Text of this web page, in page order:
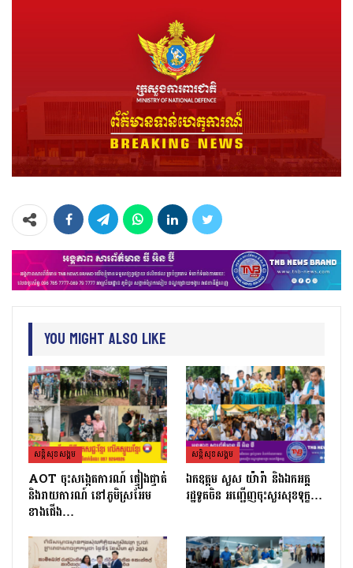
You Might Also Like
សន្តិសុខសង្គម
AOT ចុះសង្កេតការណ៍ ផ្ទៀងផ្ទាត់
និងរាយការណ៍ នៅភូមិស្រអែម
ខាងជើង…
សន្តិសុខសង្គម
ឯកឧត្តម សួស យ៉ារ៉ា និងឯកអគ្គ
រដ្ឋទូតចិន អញ្ជើញចុះសួរសុខទុក្ខ…